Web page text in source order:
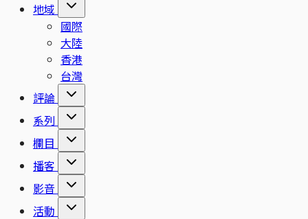
地域
國際
大陸
香港
台灣
評論
系列
欄目
播客
影音
活動